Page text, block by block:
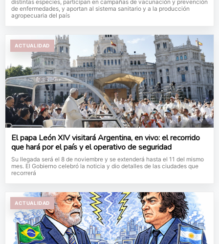
distintas especies, participan en campañas de vacunación y prevención
de enfermedades, y aportan al sistema sanitario y a la producción
agropecuaria del país
ACTUALIDAD
El papa León XIV visitará Argentina, en vivo: el recorrido
que hará por el país y el operativo de seguridad
Su llegada será el 8 de noviembre y se extenderá hasta el 11 del mismo
mes. El Gobierno celebró la noticia y dio detalles de las ciudades que
recorrerá
ACTUALIDAD